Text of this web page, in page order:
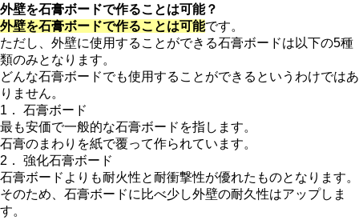
外壁を石膏ボードで作ることは可能？
外壁を石膏ボードで作ることは可能です。
ただし、外壁に使用することができる石膏ボードは以下の5種
類のみとなります。
どんな石膏ボードでも使用することができるというわけではあ
りません。
1． 石膏ボード
最も安価で一般的な石膏ボードを指します。
石膏のまわりを紙で覆って作られています。
2． 強化石膏ボード
石膏ボードよりも耐火性と耐衝撃性が優れたものとなります。
そのため、石膏ボードに比べ少し外壁の耐久性はアップしま
す。